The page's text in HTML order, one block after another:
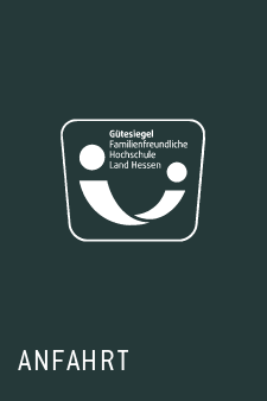
ANFAHRT